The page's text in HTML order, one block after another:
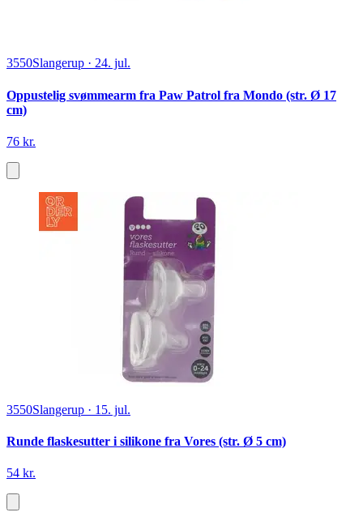
3550Slangerup · 24. jul.
Oppustelig svømmearm fra Paw Patrol fra Mondo (str. Ø 17
cm)
76 kr.
3550Slangerup · 15. jul.
Runde flaskesutter i silikone fra Vores (str. Ø 5 cm)
54 kr.